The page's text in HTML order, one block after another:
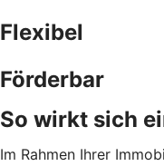
Flexibel
Förderbar
So wirkt sich
Im Rahmen Ihrer